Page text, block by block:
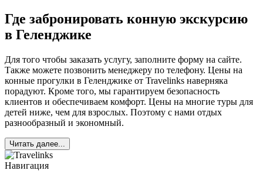
Где забронировать конную экскурсию
в Геленджике
Для того чтобы заказать услугу, заполните форму на сайте.
Также можете позвонить менеджеру по телефону. Цены на
конные прогулки в Геленджике от Travelinks наверняка
порадуют. Кроме того, мы гарантируем безопасность
клиентов и обеспечиваем комфорт. Цены на многие туры для
детей ниже, чем для взрослых. Поэтому с нами отдых
разнообразный и экономный.
Читать далее...
Навигация